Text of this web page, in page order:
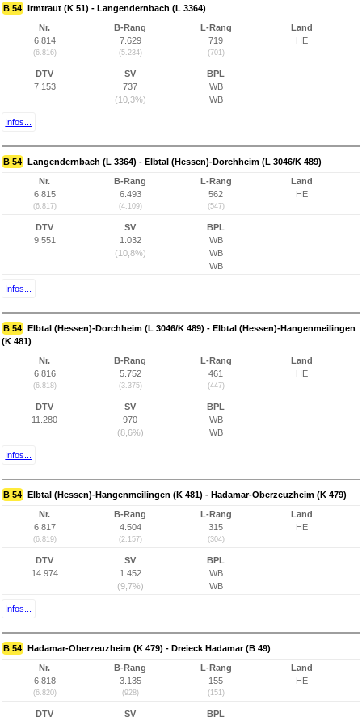
B 54 Irmtraut (K 51) - Langendernbach (L 3364)
Nr.
6.814
(6.816)
B-Rang
7.629
(5.234)
L-Rang
719
(701)
Land
HE
DTV
7.153
SV
737
(10,3%)
BPL
WB
WB
Infos...
B 54 Langendernbach (L 3364) - Elbtal (Hessen)-Dorchheim (L 3046/K 489)
Nr.
6.815
(6.817)
B-Rang
6.493
(4.109)
L-Rang
562
(547)
Land
HE
DTV
9.551
SV
1.032
(10,8%)
BPL
WB
WB
WB
Infos...
B 54 Elbtal (Hessen)-Dorchheim (L 3046/K 489) - Elbtal (Hessen)-Hangenmeilingen
(K 481)
Nr.
6.816
(6.818)
B-Rang
5.752
(3.375)
L-Rang
461
(447)
Land
HE
DTV
11.280
SV
970
(8,6%)
BPL
WB
WB
Infos...
B 54 Elbtal (Hessen)-Hangenmeilingen (K 481) - Hadamar-Oberzeuzheim (K 479)
Nr.
6.817
(6.819)
B-Rang
4.504
(2.157)
L-Rang
315
(304)
Land
HE
DTV
14.974
SV
1.452
(9,7%)
BPL
WB
WB
Infos...
B 54 Hadamar-Oberzeuzheim (K 479) - Dreieck Hadamar (B 49)
Nr.
6.818
(6.820)
B-Rang
3.135
(928)
L-Rang
155
(151)
Land
HE
DTV
SV
BPL